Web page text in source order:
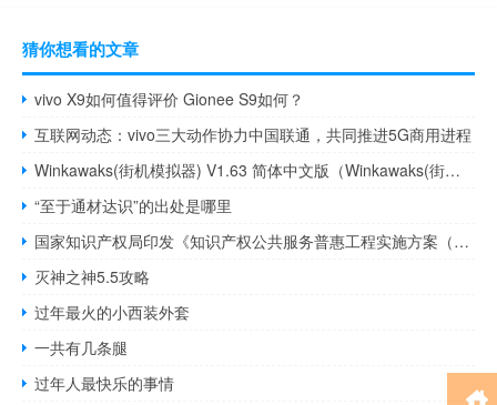
猜你想看的文章
vivo X9如何值得评价 Gionee S9如何？
互联网动态：vivo三大动作协力中国联通，共同推进5G商用进程
Winkawaks(街机模拟器) V1.63 简体中文版（Winkawaks(街机模拟器) V1.63 简体中文版功能简介）
“至于通材达识”的出处是哪里
国家知识产权局印发《知识产权公共服务普惠工程实施方案（2023—2025年）》
灭神之神5.5攻略
过年最火的小西装外套
一共有几条腿
过年人最快乐的事情